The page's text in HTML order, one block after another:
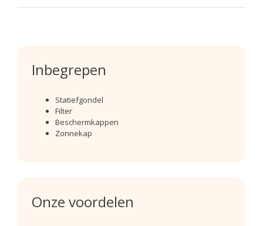
Inbegrepen
Statiefgondel
Filter
Beschermkappen
Zonnekap
Onze voordelen